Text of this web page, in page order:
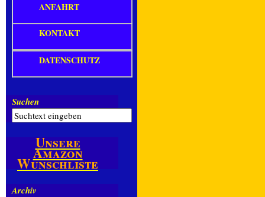
ANFAHRT
KONTAKT
DATENSCHUTZ
Suchen
Unsere
Amazon
Wunschliste
Archiv